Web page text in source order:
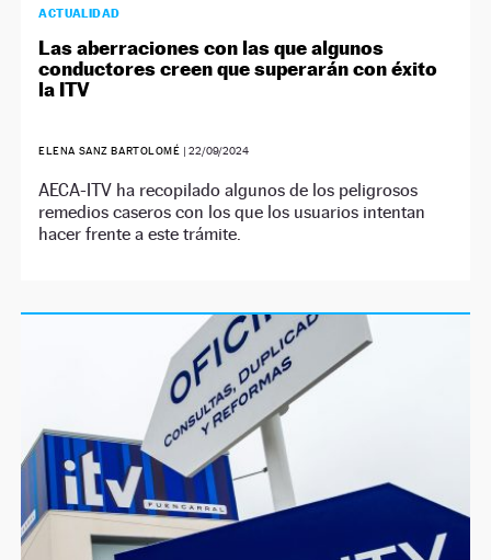
ACTUALIDAD
Las aberraciones con las que algunos
conductores creen que superarán con éxito
la ITV
ELENA SANZ BARTOLOMÉ | 22/09/2024
AECA-ITV ha recopilado algunos de los peligrosos
remedios caseros con los que los usuarios intentan
hacer frente a este trámite.